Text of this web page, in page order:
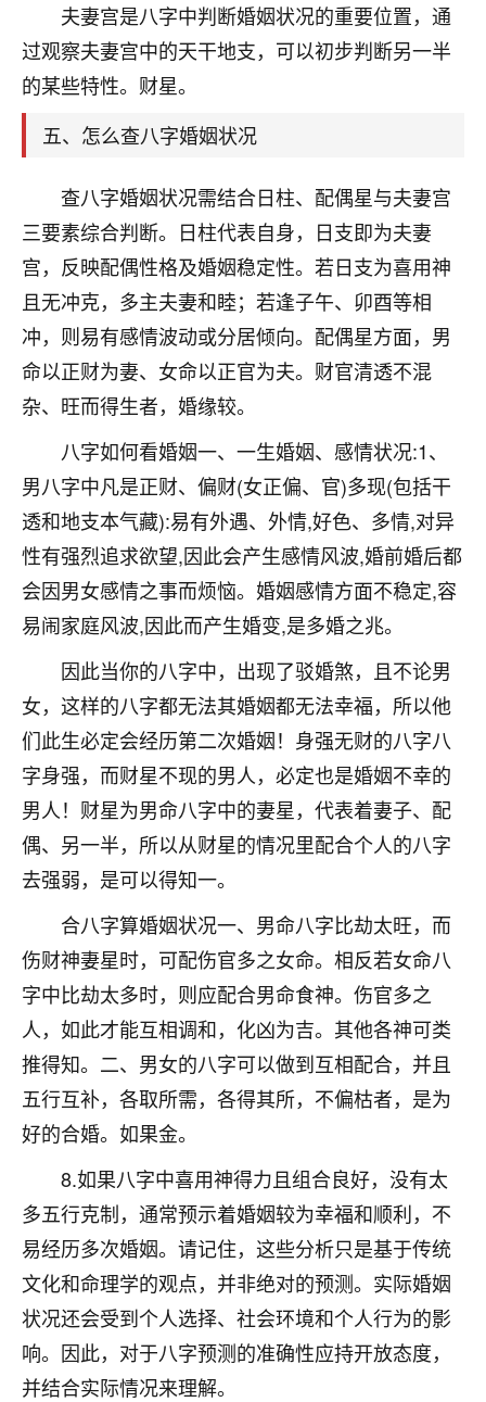
夫妻宫是八字中判断婚姻状况的重要位置，通
过观察夫妻宫中的天干地支，可以初步判断另一半
的某些特性。财星。
五、怎么查八字婚姻状况
查八字婚姻状况需结合日柱、配偶星与夫妻宫
三要素综合判断。日柱代表自身，日支即为夫妻
宫，反映配偶性格及婚姻稳定性。若日支为喜用神
且无冲克，多主夫妻和睦；若逢子午、卯酉等相
冲，则易有感情波动或分居倾向。配偶星方面，男
命以正财为妻、女命以正官为夫。财官清透不混
杂、旺而得生者，婚缘较。
八字如何看婚姻一、一生婚姻、感情状况:1、
男八字中凡是正财、偏财(女正偏、官)多现(包括干
透和地支本气藏):易有外遇、外情,好色、多情,对异
性有强烈追求欲望,因此会产生感情风波,婚前婚后都
会因男女感情之事而烦恼。婚姻感情方面不稳定,容
易闹家庭风波,因此而产生婚变,是多婚之兆。
因此当你的八字中，出现了驳婚煞，且不论男
女，这样的八字都无法其婚姻都无法幸福，所以他
们此生必定会经历第二次婚姻！身强无财的八字八
字身强，而财星不现的男人，必定也是婚姻不幸的
男人！财星为男命八字中的妻星，代表着妻子、配
偶、另一半，所以从财星的情况里配合个人的八字
去强弱，是可以得知一。
合八字算婚姻状况一、男命八字比劫太旺，而
伤财神妻星时，可配伤官多之女命。相反若女命八
字中比劫太多时，则应配合男命食神。伤官多之
人，如此才能互相调和，化凶为吉。其他各神可类
推得知。二、男女的八字可以做到互相配合，并且
五行互补，各取所需，各得其所，不偏枯者，是为
好的合婚。如果金。
8.如果八字中喜用神得力且组合良好，没有太
多五行克制，通常预示着婚姻较为幸福和顺利，不
易经历多次婚姻。请记住，这些分析只是基于传统
文化和命理学的观点，并非绝对的预测。实际婚姻
状况还会受到个人选择、社会环境和个人行为的影
响。因此，对于八字预测的准确性应持开放态度，
并结合实际情况来理解。
梦醒时分
我女儿高二叛逆，大半年不上学，一说她就要死要活
的，把我们两口子愁的不行，朋友给我推荐的慧来老
做完，我女儿跟变了个人一样，不期望她能考多好的
康康的我就很知足了！
鹿森：可怜天下父母心啊！
16
付深
我是公司人事调整，有升迁机会，但同时竞争的我们
三个，找老师的时候是抱着侥幸心理，没想到老师看
着我晋升有望，我半信半疑的按照老师建议，做了化
太岁还有一个发钱粮，本来年前的人事调整，拖到年
后，我以为都没戏了，结果开年一上班，开会提拔升
职第一个就是我，职务无所谓，主要是底薪加了
3000，非常开心，无论如何，感恩感谢！🙏🏻
鹿森：恭喜升职加薪！！，请客吗？�
12小时前 来自北京
心心相印
我身体不太好，总是病病殃殃的，去检查又没什么大
问题，反正就是不舒服。中医西医看遍了，找不到问
题，后来无意中看到有人推荐慧来老师，跟老师聊过
之后，心情豁然开朗，也听老师建议，处理了一些因
果问题。今年以来，身体比以前好多，主要是心情好
了，老师说境随心转，现在深有体会了。
鹿森：是的，其实跟老师聊过之后，最大的感
触，首先就是心态会变好，万般皆是命，半点
不由人！
1天前 来自四川 9
金白水清
我也想找老师看看，有没有人给个联系方式的啊？
鹿森 ：慧来老师微信：gjsy0624
青春168
我也想要，我也想要！
2天前 来自山西 15
Jessica李
老师做不做超度法事？我想给我奶奶做超度，她今年
刚去世了。